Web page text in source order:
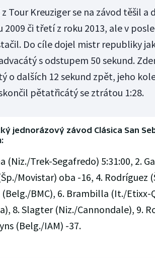
Tour Kreuziger se na závod těšil a
2009 či třetí z roku 2013, ale v
Do cíle dojel mistr republiky
s odstupem 50 sekund.
o dalších 12 sekund zpět, jeho
pětatřicátý se ztrátou 1:28.
jednorázový závod Clásica San
(Niz./Trek-Segafredo) 5:31:00, 2.
Movistar) oba -16, 4. Rodríguez
BMC), 6. Brambilla (It./Etixx-
8. Slagter (Niz./Cannondale), 9.
(Belg./IAM) -37.